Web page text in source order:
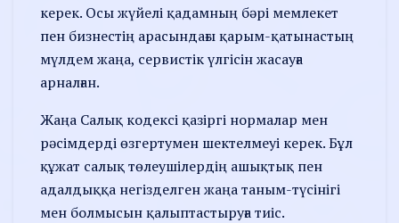
керек. Осы жүйелі қадамның бәрі мемлекет
пен бизнестің арасындағы қарым-қатынастың
мүлдем жаңа, сервистік үлгісін жасауға
арналған.
Жаңа Салық кодексі қазіргі нормалар мен
рәсімдерді өзгертумен шектелмеуі керек. Бұл
құжат салық төлеушілердің ашықтық пен
адалдыққа негізделген жаңа таным-түсінігі
мен болмысын қалыптастыруға тиіс.